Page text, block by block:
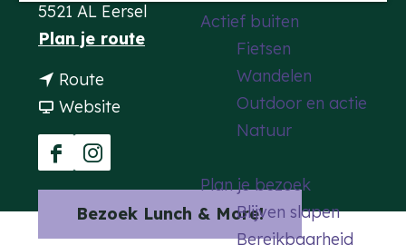
Actief buiten
Fietsen
Wandelen
Outdoor en actie
Natuur
Plan je bezoek
Blijven slapen
Bereikbaarheid
5521 AL Eersel
Plan je routen
Route
a
a
L
u
Website
L
u
F
a
I
n
s
Bezoek Lunch & More!